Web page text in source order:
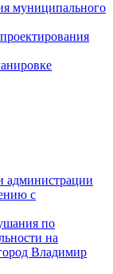
муниципального
администрации
с
по
на
Владимир